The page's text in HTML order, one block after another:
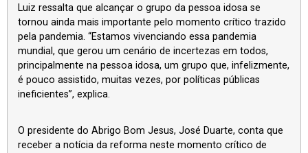
Luiz ressalta que alcançar o grupo da pessoa idosa se
tornou ainda mais importante pelo momento crítico trazido
pela pandemia. “Estamos vivenciando essa pandemia
mundial, que gerou um cenário de incertezas em todos,
principalmente na pessoa idosa, um grupo que, infelizmente,
é pouco assistido, muitas vezes, por políticas públicas
ineficientes”, explica.
O presidente do Abrigo Bom Jesus, José Duarte, conta que
receber a notícia da reforma neste momento crítico de